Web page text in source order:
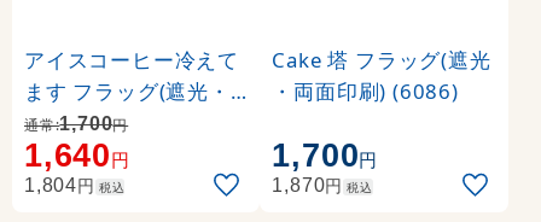
アイスコーヒー冷えて
ます フラッグ(遮光・
両面印刷) (69414)
通常:1,700円
1,640円
1,804円 税込
Cake 塔 フラッグ(遮光
・両面印刷) (6086)
1,700円
1,870円 税込